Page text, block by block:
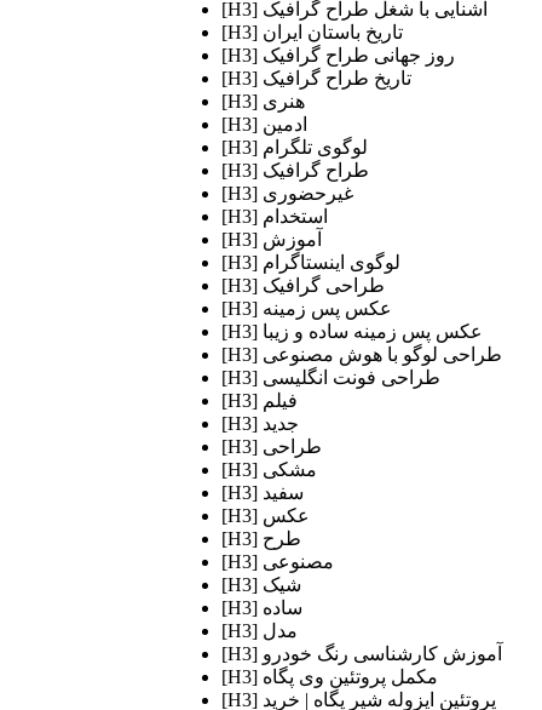
[H3] آشنایی با شغل طراح گرافیک
[H3] تاریخ باستان ایران
[H3] روز جهانی طراح گرافیک
[H3] تاریخ طراح گرافیک
[H3] هنری
[H3] ادمین
[H3] لوگوی تلگرام
[H3] طراح گرافیک
[H3] غیرحضوری
[H3] استخدام
[H3] آموزش
[H3] لوگوی اینستاگرام
[H3] طراحی گرافیک
[H3] عکس پس زمینه
[H3] عکس پس زمینه ساده و زیبا
[H3] طراحی لوگو با هوش مصنوعی
[H3] طراحی فونت انگلیسی
[H3] فیلم
[H3] جدید
[H3] طراحی
[H3] مشکی
[H3] سفید
[H3] عکس
[H3] طرح
[H3] مصنوعی
[H3] شیک
[H3] ساده
[H3] مدل
[H3] آموزش کارشناسی رنگ خودرو
[H3] مکمل پروتئین وی پگاه
[H3] پروتئین ایزوله شیر پگاه | خرید